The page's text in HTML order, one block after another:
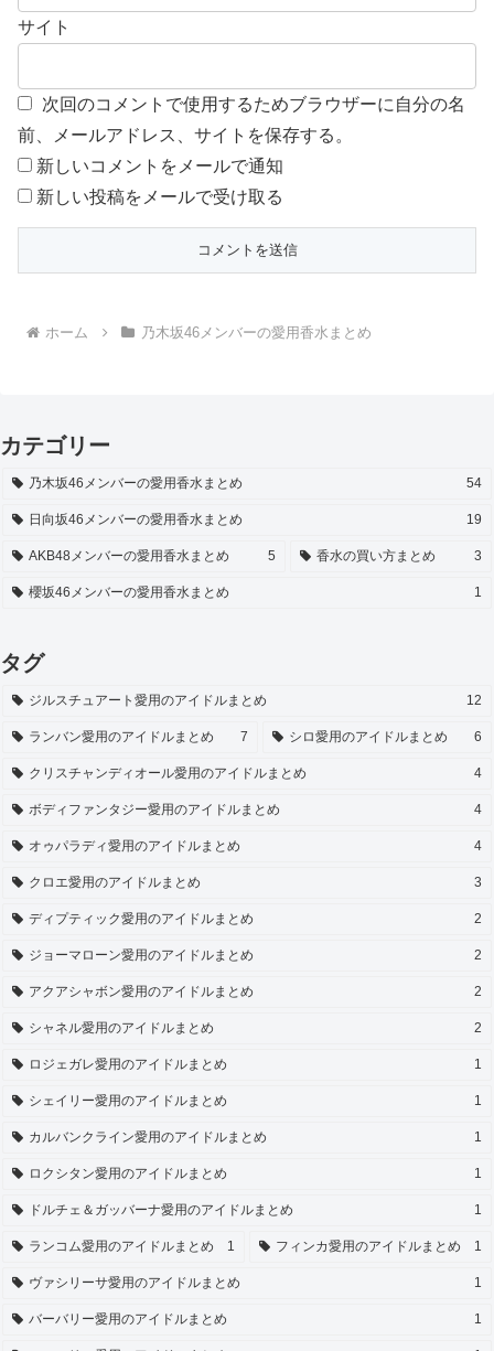
サイト
次回のコメントで使用するためブラウザーに自分の名
前、メールアドレス、サイトを保存する。
新しいコメントをメールで通知
新しい投稿をメールで受け取る
ホーム 乃木坂46メンバーの愛用香水まとめ
カテゴリー
乃木坂46メンバーの愛用香水まとめ 54
日向坂46メンバーの愛用香水まとめ 19
AKB48メンバーの愛用香水まとめ 5 香水の買い方まとめ 3
櫻坂46メンバーの愛用香水まとめ 1
タグ
ジルスチュアート愛用のアイドルまとめ 12
ランバン愛用のアイドルまとめ 7 シロ愛用のアイドルまとめ 6
クリスチャンディオール愛用のアイドルまとめ 4
ボディファンタジー愛用のアイドルまとめ 4
オゥパラディ愛用のアイドルまとめ 4
クロエ愛用のアイドルまとめ 3
ディプティック愛用のアイドルまとめ 2
ジョーマローン愛用のアイドルまとめ 2
アクアシャボン愛用のアイドルまとめ 2
シャネル愛用のアイドルまとめ 2
ロジェガレ愛用のアイドルまとめ 1
シェイリー愛用のアイドルまとめ 1
カルバンクライン愛用のアイドルまとめ 1
ロクシタン愛用のアイドルまとめ 1
ドルチェ＆ガッバーナ愛用のアイドルまとめ 1
ランコム愛用のアイドルまとめ 1 フィンカ愛用のアイドルまとめ 1
ヴァシリーサ愛用のアイドルまとめ 1
バーバリー愛用のアイドルまとめ 1